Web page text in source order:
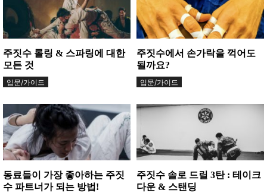
주짓수 롤링 & 스파링에 대한
모든 것
입문/가이드
주짓수에서 손가락을 꺽어도
될까요?
입문/가이드
동료들이 가장 좋아하는 주짓
수 파트너가 되는 방법!
주짓수 솔로 드릴 3탄 : 테이크
다운 & 스탠딩